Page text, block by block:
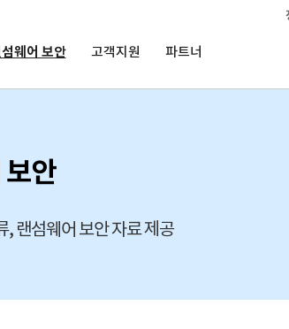
웨어 보안 고객지원 파트너
안
, 랜섬웨어 보안 자료 제공